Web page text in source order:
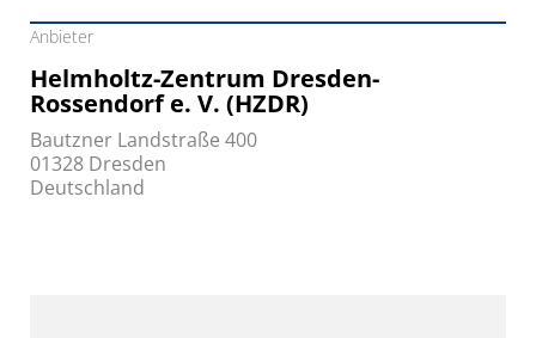
Anbieter
Helmholtz-Zentrum Dresden-
Rossendorf e. V. (HZDR)
Bautzner Landstraße 400
01328 Dresden
Deutschland